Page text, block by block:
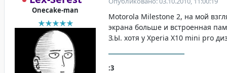
Onecake-man
Motorola Milestone 2, на мой
экрана больше и встроенная
З.Ы. хотя у Xperia X10 mini pro
:3